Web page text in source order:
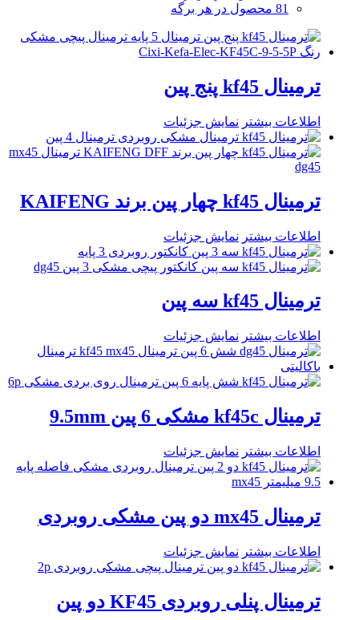
81 محصول در هر برگه
ترمینال kf45 پنج پین
اطلاعات بیشتر نمایش جزئیات
ترمینال kf45 چهار پین برند KAIFENG
اطلاعات بیشتر نمایش جزئیات
ترمینال kf45 سه پین
اطلاعات بیشتر نمایش جزئیات
ترمینال kf45c مشکی 6 پین 9.5mm
اطلاعات بیشتر نمایش جزئیات
ترمینال mx45 دو پین مشکی روبردی
اطلاعات بیشتر نمایش جزئیات
ترمینال پنلی روبردی KF45 دو پین